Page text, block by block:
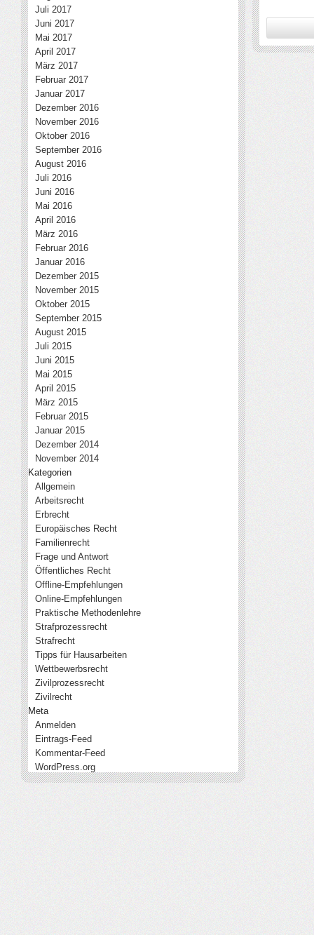
Juli 2017
Juni 2017
Mai 2017
April 2017
März 2017
Februar 2017
Januar 2017
Dezember 2016
November 2016
Oktober 2016
September 2016
August 2016
Juli 2016
Juni 2016
Mai 2016
April 2016
März 2016
Februar 2016
Januar 2016
Dezember 2015
November 2015
Oktober 2015
September 2015
August 2015
Juli 2015
Juni 2015
Mai 2015
April 2015
März 2015
Februar 2015
Januar 2015
Dezember 2014
November 2014
Kategorien
Allgemein
Arbeitsrecht
Erbrecht
Europäisches Recht
Familienrecht
Frage und Antwort
Öffentliches Recht
Offline-Empfehlungen
Online-Empfehlungen
Praktische Methodenlehre
Strafprozessrecht
Strafrecht
Tipps für Hausarbeiten
Wettbewerbsrecht
Zivilprozessrecht
Zivilrecht
Meta
Anmelden
Eintrags-Feed
Kommentar-Feed
WordPress.org